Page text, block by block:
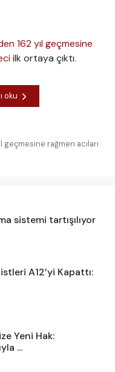
162 yıl geçmesine
ilk ortaya çıktı.
oku
rağmen acıları
sistemi tartışılıyor
A12’yi Kapattı:
Yeni Hak:
...